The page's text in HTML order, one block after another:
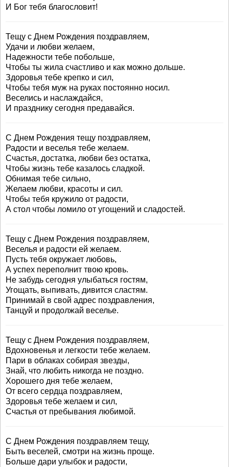
И Бог тебя благословит!
Тещу с Днем Рождения поздравляем,
Удачи и любви желаем,
Надежности тебе побольше,
Чтобы ты жила счастливо и как можно дольше.
Здоровья тебе крепко и сил,
Чтобы тебя муж на руках постоянно носил.
Веселись и наслаждайся,
И празднику сегодня предавайся.
С Днем Рождения тещу поздравляем,
Радости и веселья тебе желаем.
Счастья, достатка, любви без остатка,
Чтобы жизнь тебе казалось сладкой.
Обнимая тебе сильно,
Желаем любви, красоты и сил.
Чтобы тебя кружило от радости,
А стол чтобы ломило от угощений и сладостей.
Тещу с Днем Рождения поздравляем,
Веселья и радости ей желаем.
Пусть тебя окружает любовь,
А успех переполнит твою кровь.
Не забудь сегодня улыбаться гостям,
Угощать, выпивать, дивится сластям.
Принимай в свой адрес поздравления,
Танцуй и продолжай веселье.
Тещу с Днем Рождения поздравляем,
Вдохновенья и легкости тебе желаем.
Пари в облаках собирая звезды,
Знай, что любить никогда не поздно.
Хорошего дня тебе желаем,
От всего сердца поздравляем,
Здоровья тебе желаем и сил,
Счастья от пребывания любимой.
С Днем Рождения поздравляем тещу,
Быть веселей, смотри на жизнь проще.
Больше дари улыбок и радости,